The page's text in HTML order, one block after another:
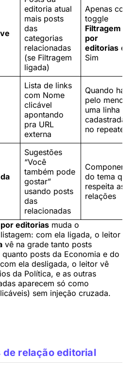
editoria atual
mais posts
das
categorias
relacionadas
(se Filtragem
ligada)
Apenas com
toggle
Filtragem
por
editorias em
Sim
Lista de links
com Nome
clicável
apontando
pra URL
externa
Quando há
pelo menos
uma linha
cadastrada
no repeater
Sugestões
“Você
também pode
gostar”
usando posts
das
relacionadas
Componente
do tema que
respeita as
relações
editorias muda o
com ela ligada, o leitor
vê na grade tanto posts
posts da Economia e do
ela desligada, o leitor vê
da Política, e as outras
aparecem só como
sem injeção cruzada.
de relação editorial